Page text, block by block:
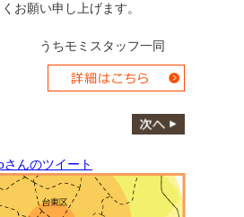
お願い申し上げます。
スタッフ一同
んのツイート